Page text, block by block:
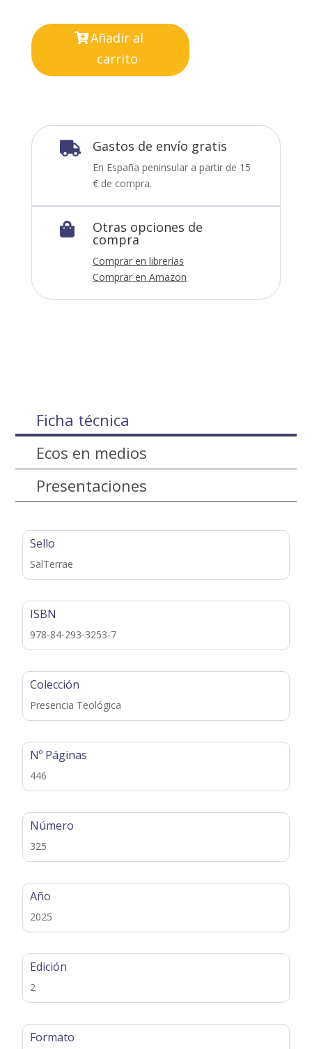
Añadir al
carrito
 Gastos de envío gratis
En España peninsular a partir de 15
€ de compra.
 Otras opciones de
compra
Comprar en librerías
Comprar en Amazon
Ficha técnica
Ecos en medios
Presentaciones
Sello
SalTerrae
ISBN
978-84-293-3253-7
Colección
Presencia Teológica
Nº Páginas
446
Número
325
Año
2025
Edición
2
Formato